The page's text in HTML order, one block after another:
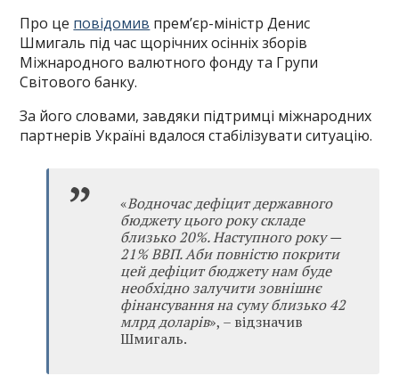
Про це повідомив прем’єр-міністр Денис
Шмигаль під час щорічних осінніх зборів
Міжнародного валютного фонду та Групи
Світового банку.
За його словами, завдяки підтримці міжнародних
партнерів Україні вдалося стабілізувати ситуацію.
«Водночас дефіцит державного
бюджету цього року складе
близько 20%. Наступного року —
21% ВВП. Аби повністю покрити
цей дефіцит бюджету нам буде
необхідно залучити зовнішнє
фінансування на суму близько 42
млрд доларів», – відзначив
Шмигаль.